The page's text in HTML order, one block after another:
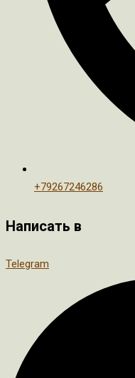
+79267246286
Написать в
Telegram